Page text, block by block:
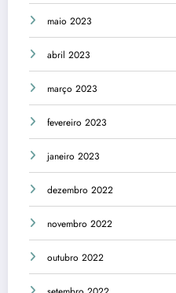
maio 2023
abril 2023
março 2023
fevereiro 2023
janeiro 2023
dezembro 2022
novembro 2022
outubro 2022